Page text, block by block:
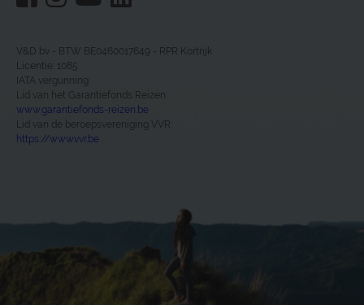
V&D bv - BTW BE0460017649 - RPR Kortrijk
Licentie: 1085
IATA vergunning
Lid van het Garantiefonds Reizen:
www.garantiefonds-reizen.be
Lid van de beroepsvereniging VVR:
https://www.vvr.be